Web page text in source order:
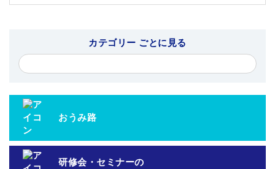
カテゴリー ごとに見る
おうみ路
研修会・セミナーの